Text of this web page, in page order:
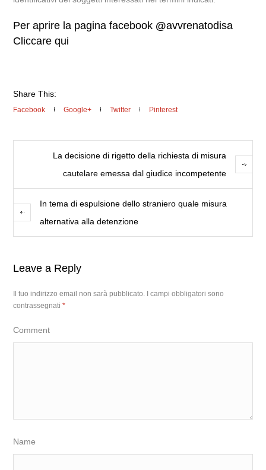
Per aprire la pagina facebook @avvrenatodisa
Cliccare qui
Share This:
Facebook Google+ Twitter Pinterest
La decisione di rigetto della richiesta di misura
cautelare emessa dal giudice incompetente
In tema di espulsione dello straniero quale misura
alternativa alla detenzione
Leave a Reply
Il tuo indirizzo email non sarà pubblicato.
I campi obbligatori sono
contrassegnati*
Comment
Name